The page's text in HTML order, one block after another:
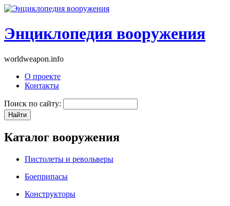
Энциклопедия вооружения
worldweapon.info
О проекте
Контакты
Поиск по сайту:
Каталог вооружения
Пистолеты и револьверы
Боеприпасы
Конструкторы